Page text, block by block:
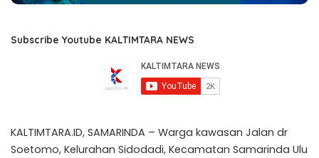
Subscribe Youtube KALTIMTARA NEWS
KALTIMTARA.ID, SAMARINDA – Warga kawasan Jalan dr
Soetomo, Kelurahan Sidodadi, Kecamatan Samarinda Ulu